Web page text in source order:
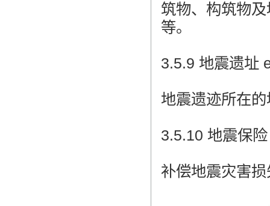
筑物、构筑物
等。
3.5.9 地震遗址
地震遗迹所在
3.5.10 地震保
补偿地震灾害